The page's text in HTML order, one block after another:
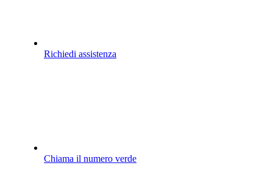
Richiedi assistenza
Chiama il numero verde